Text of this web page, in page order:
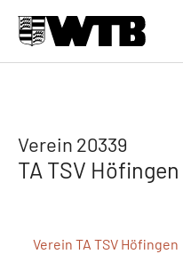
Verein 20339
TA TSV Höfingen
Verein TA TSV Höfingen